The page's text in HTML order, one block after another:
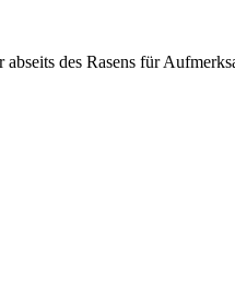
des Rasens für